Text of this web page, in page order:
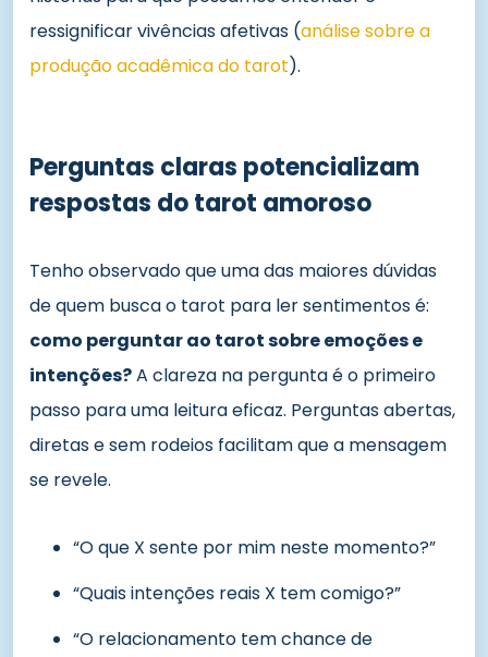
ressignificar vivências afetivas (análise sobre a
produção acadêmica do tarot).
Perguntas claras potencializam
respostas do tarot amoroso
Tenho observado que uma das maiores dúvidas
de quem busca o tarot para ler sentimentos é:
como perguntar ao tarot sobre emoções e
intenções?A clareza na pergunta é o primeiro
passo para uma leitura eficaz. Perguntas abertas,
diretas e sem rodeios facilitam que a mensagem
se revele.
“O que X sente por mim neste momento?”
“Quais intenções reais X tem comigo?”
“O relacionamento tem chance de